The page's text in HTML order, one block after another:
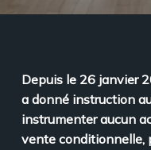
Depuis le 26 janvier
a donné instruction
instrumenter aucun
vente conditionnelle,